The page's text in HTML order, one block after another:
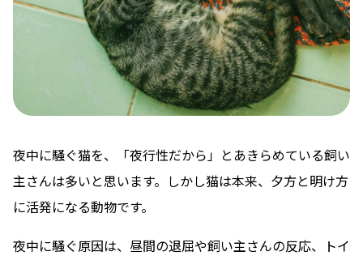
夜中に騒ぐ猫を、「夜行性だから」とあきらめている飼い
主さんは多いと思います。しかし猫は本来、夕方と明け方
に活発になる動物です。
夜中に騒ぐ原因は、昼間の退屈や飼い主さんの反応、トイ